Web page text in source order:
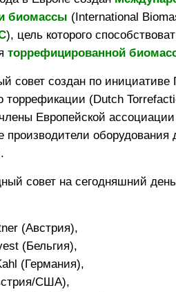
биомассы (International
), цель которого
торрефицированной
совет создан по инициативе
торрефикации (Dutch
Европейской
производители оборудования
совет на сегодняшний
(Австрия),
(Бельгия),
(Германия),
США),